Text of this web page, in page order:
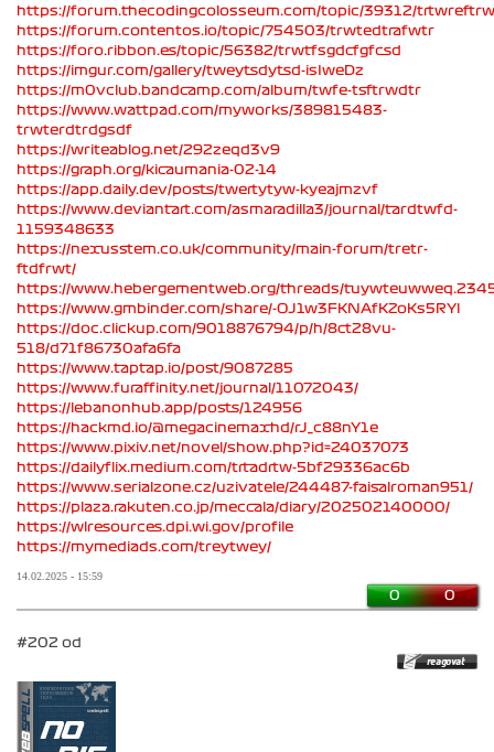
https://forum.thecodingcolosseum.com/topic/39312/
https://forum.contentos.io/topic/754503/trwtedtrafwtr
https://foro.ribbon.es/topic/56382/trwtfsgdcfgfcsd
https://imgur.com/gallery/tweytsdytsd-isIweDz
https://m0vclub.bandcamp.com/album/twfe-tsftrwdtr
https://www.wattpad.com/myworks/389815483-
trwterdtrdgsdf
https://writeablog.net/292zeqd3v9
https://graph.org/kicaumania-02-14
https://app.daily.dev/posts/twertytyw-kyeajmzvf
https://www.deviantart.com/asmaradilla3/journal/tardtwfd-
1159348633
https://nexusstem.co.uk/community/main-forum/tretr-
ftdfrwt/
https://www.hebergementweb.org/threads/
https://www.gmbinder.com/share/-OJ1w3FKNAfKZoKs5RYl
https://doc.clickup.com/9018876794/p/h/8ct28vu-
518/d71f86730afa6fa
https://www.taptap.io/post/9087285
https://www.furaffinity.net/journal/11072043/
https://lebanonhub.app/posts/124956
https://hackmd.io/@megacinemaxhd/rJ_c88nY1e
https://www.pixiv.net/novel/show.php?id=24037073
https://dailyflix.medium.com/trtadrtw-5bf29336ac6b
https://www.serialzone.cz/uzivatele/244487-faisalroman951/
https://plaza.rakuten.co.jp/meccala/diary/202502140000/
https://wlresources.dpi.wi.gov/profile
https://mymediads.com/treytwey/
14.02.2025 - 15:59
0 0
#202 od